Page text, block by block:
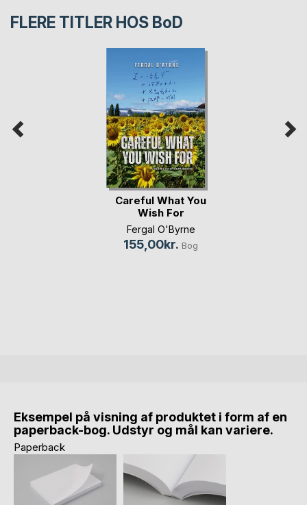
FLERE TITLER HOS BoD
Careful What You
Wish For
Fergal O'Byrne
155,00kr. Bog
Eksempel på visning af produktet i form af en
paperback-bog. Udstyr og mål kan variere.
Paperback